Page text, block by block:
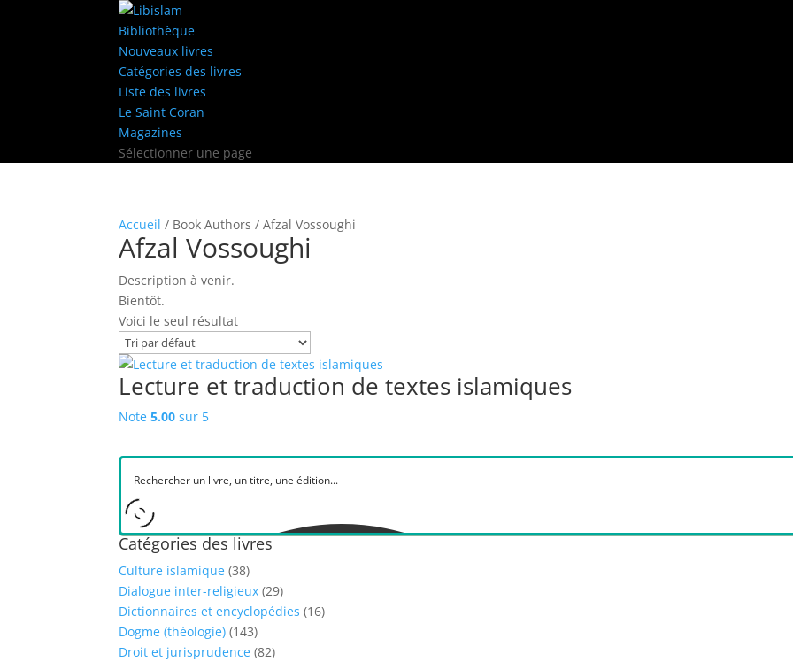
Bibliothèque
Nouveaux livres
Catégories des livres
Liste des livres
Le Saint Coran
Magazines
Sélectionner une page
Accueil / Book Authors / Afzal Vossoughi
Afzal Vossoughi
Description à venir.
Bientôt.
Voici le seul résultat
Lecture et traduction de textes islamiques
Note5.00 sur 5
Catégories des livres
Culture islamique (38)
Dialogue inter-religieux (29)
Dictionnaires et encyclopédies (16)
Dogme (théologie) (143)
Droit et jurisprudence (82)